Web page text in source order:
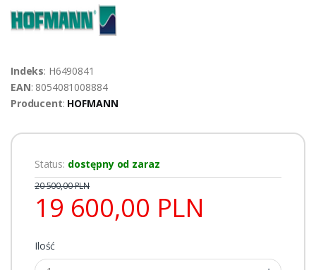
Indeks: H6490841
EAN: 8054081008884
Producent: HOFMANN
Status: dostępny od zaraz
19 600,00 PLN
20 500,00 PLN
Ilość